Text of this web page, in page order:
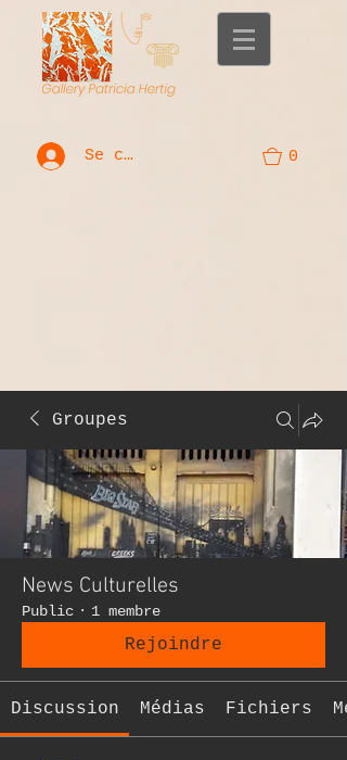
Se connecter 0
Groupes
News Culturelles
Public · 1 membre
Rejoindre
Discussion Médias Fichiers